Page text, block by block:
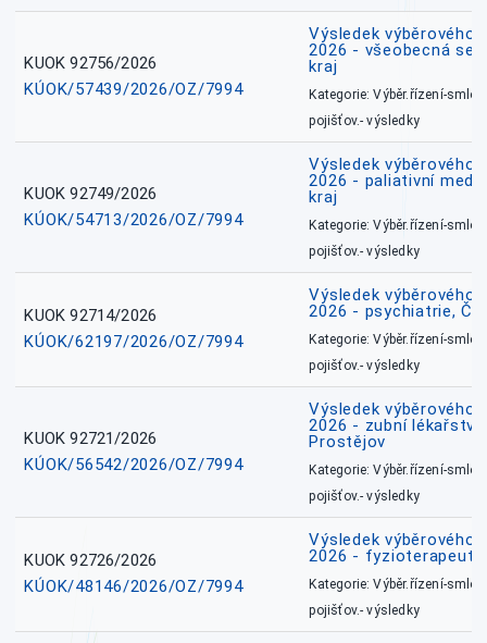
KUOK 92756/2026
KÚOK/57439/2026/OZ/7994
Výsledek výběrového
2026 - všeobecná
kraj
Kategorie: Výběr.řízení-
pojišťov.- výsledky
KUOK 92749/2026
KÚOK/54713/2026/OZ/7994
Výsledek výběrového
2026 - paliativní
kraj
Kategorie: Výběr.řízení-
pojišťov.- výsledky
KUOK 92714/2026
KÚOK/62197/2026/OZ/7994
Výsledek výběrového
2026 - psychiatrie,
Kategorie: Výběr.řízení-
pojišťov.- výsledky
KUOK 92721/2026
KÚOK/56542/2026/OZ/7994
Výsledek výběrového
2026 - zubní
Prostějov
Kategorie: Výběr.řízení-
pojišťov.- výsledky
KUOK 92726/2026
KÚOK/48146/2026/OZ/7994
Výsledek výběrového
2026 - fyzioterapeut,
Kategorie: Výběr.řízení-
pojišťov.- výsledky